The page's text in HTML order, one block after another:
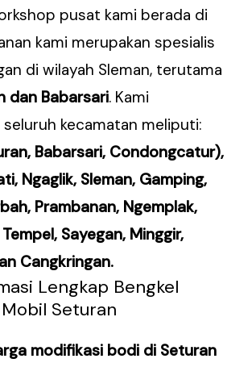
pusat kami berada di
kami merupakan spesialis
di wilayah Sleman, terutama
dan Babarsari. Kami
seluruh kecamatan meliputi:
Babarsari, Condongcatur),
Ngaglik, Sleman, Gamping,
Prambanan, Ngemplak,
Sayegan, Minggir,
Cangkringan.
Lengkap Bengkel
Seturan
modifikasi bodi di Seturan